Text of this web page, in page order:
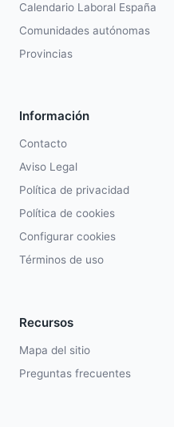
Calendario Laboral España
Comunidades autónomas
Provincias
Información
Contacto
Aviso Legal
Política de privacidad
Política de cookies
Configurar cookies
Términos de uso
Recursos
Mapa del sitio
Preguntas frecuentes